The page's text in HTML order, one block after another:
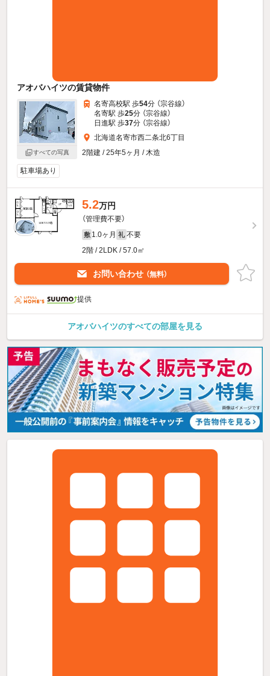
アオバハイツの賃貸物件
すべての写真
名寄高校駅 歩54分 （宗谷線）
名寄駅 歩25分 （宗谷線）
日進駅 歩37分 （宗谷線）
北海道名寄市西二条北6丁目
2階建 / 25年5ヶ月 / 木造
駐車場あり
5.2万円
（管理費不要）
敷 1.0ヶ月 礼 不要
2階 / 2LDK / 57.0㎡
お問い合わせ （無料）
提供
アオバハイツのすべての部屋を見る